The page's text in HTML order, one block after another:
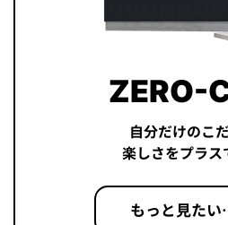
ZERO-
自分だけのこ
楽しさをプラス
もっと見た